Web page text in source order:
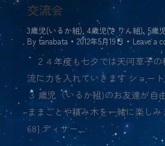
交流会
3歳児(いるか組), 4歳児(きりん組), 5歳
By tanabata 2012年5月19日 Leave a
２４年度も七夕では天河草子の
流に力を入れていきます ショー
３ 歳児（いるか組)のお友達が自
ままごとや積み木を一緒に楽し
68] ディサー…